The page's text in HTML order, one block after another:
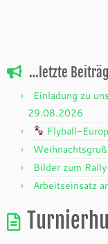
…letzte
Einladung zu
29.08.2026
Flyball-
Weihnachtsgruß
Bilder zum
Arbeitseinsatz